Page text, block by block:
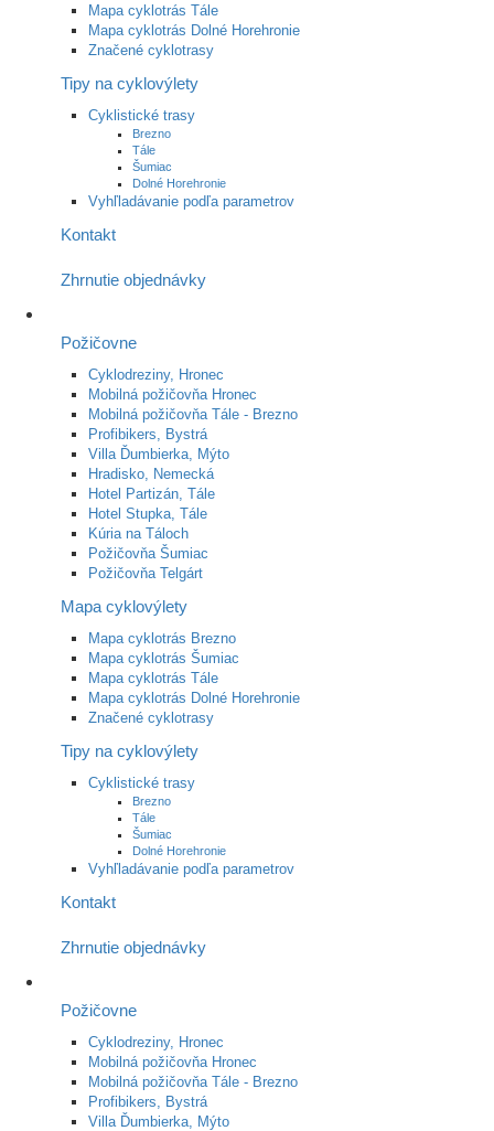
Mapa cyklotrás Tále
Mapa cyklotrás Dolné Horehronie
Značené cyklotrasy
Tipy na cyklovýlety
Cyklistické trasy
Brezno
Tále
Šumiac
Dolné Horehronie
Vyhľladávanie podľa parametrov
Kontakt
Zhrnutie objednávky
Požičovne
Cyklodreziny, Hronec
Mobilná požičovňa Hronec
Mobilná požičovňa Tále - Brezno
Profibikers, Bystrá
Villa Ďumbierka, Mýto
Hradisko, Nemecká
Hotel Partizán, Tále
Hotel Stupka, Tále
Kúria na Táloch
Požičovňa Šumiac
Požičovňa Telgárt
Mapa cyklovýlety
Mapa cyklotrás Brezno
Mapa cyklotrás Šumiac
Mapa cyklotrás Tále
Mapa cyklotrás Dolné Horehronie
Značené cyklotrasy
Tipy na cyklovýlety
Cyklistické trasy
Brezno
Tále
Šumiac
Dolné Horehronie
Vyhľladávanie podľa parametrov
Kontakt
Zhrnutie objednávky
Požičovne
Cyklodreziny, Hronec
Mobilná požičovňa Hronec
Mobilná požičovňa Tále - Brezno
Profibikers, Bystrá
Villa Ďumbierka, Mýto